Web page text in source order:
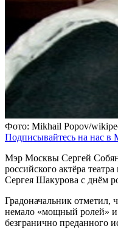
Фото: Mikhail Popov/
Подписывайтесь на нас в
Мэр Москвы Сергей
российского актёра
Сергея Шакурова с днём
Градоначальник отметил,
немало «мощный ролей» и
безгранично преданного